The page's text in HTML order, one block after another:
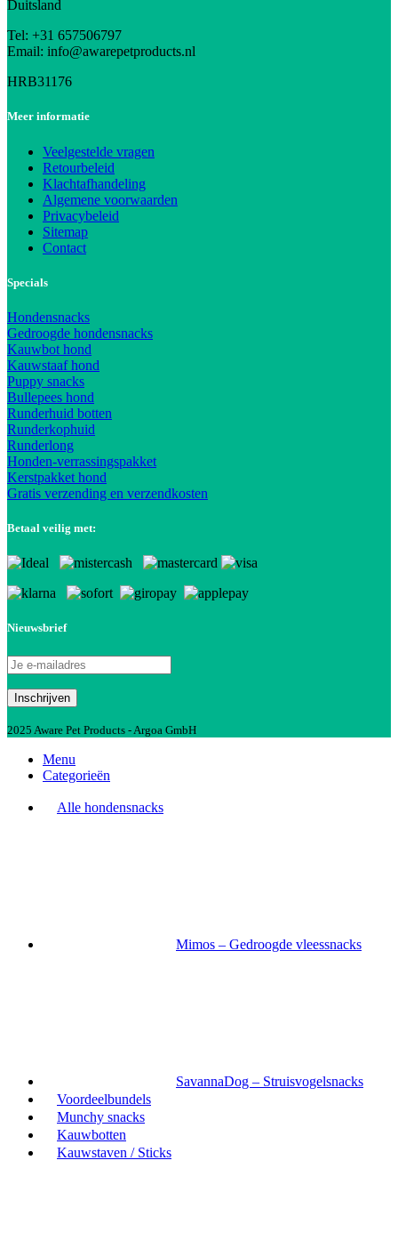
Duitsland
Tel: +31 657506797
Email: info@awarepetproducts.nl
HRB31176
Meer informatie
Veelgestelde vragen
Retourbeleid
Klachtafhandeling
Algemene voorwaarden
Privacybeleid
Sitemap
Contact
Specials
Hondensnacks
Gedroogde hondensnacks
Kauwbot hond
Kauwstaaf hond
Puppy snacks
Bullepees hond
Runderhuid botten
Runderkophuid
Runderlong
Honden-verrassingspakket
Kerstpakket hond
Gratis verzending en verzendkosten
Betaal veilig met:
Nieuwsbrief
2025 Aware Pet Products - Argoa GmbH
Menu
Categorieën
Alle hondensnacks
Mimos – Gedroogde vleessnacks
SavannaDog – Struisvogelsnacks
Voordeelbundels
Munchy snacks
Kauwbotten
Kauwstaven / Sticks